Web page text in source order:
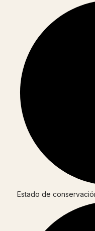
Estado de